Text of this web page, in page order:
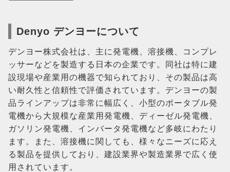
Denyo デンヨーについて
デンヨー株式会社は、主に発電機、溶接機、コンプレ
ッサーなどを製造する日本の企業です。同社は特に建
設現場や産業用の機器で知られており、その製品は高
い耐久性と信頼性で評価されています。デンヨーの製
品ラインアップは非常に幅広く、小型のポータブル発
電機から大規模な産業用発電機、ディーゼル発電機、
ガソリン発電機、インバータ発電機など多岐にわたり
ます。また、溶接機に関しても、様々なニーズに応え
る製品を提供しており、建設業界や製造業界で広く使
用されています。